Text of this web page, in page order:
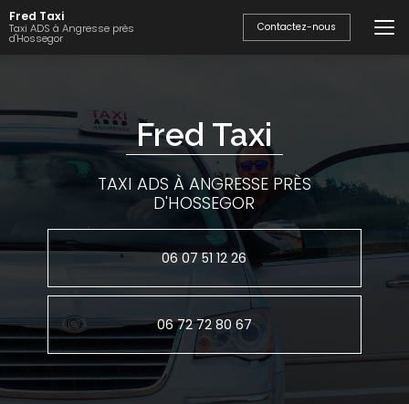
Aller
au
contenu
Fred Taxi
Taxi ADS à Angresse près
d'Hossegor
Contactez-nous
Fred Taxi
TAXI ADS À ANGRESSE PRÈS
D'HOSSEGOR
06 07 51 12 26
06 72 72 80 67